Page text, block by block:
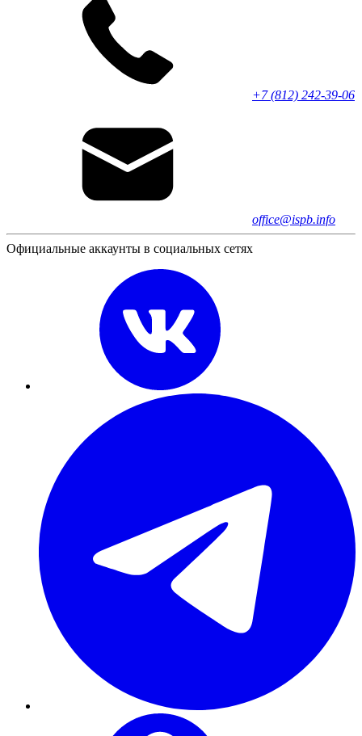
+7 (812) 242-39-06
office@ispb.info
Официальные аккаунты в социальных сетях